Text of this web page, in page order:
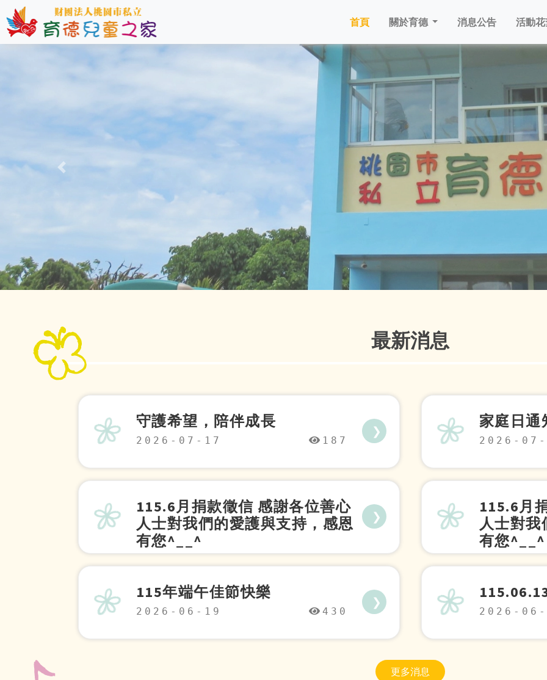
首頁 關於育德 消息公告 活動
Previous
最新消息
守護希望，陪伴成長
2026-07-17 187
❯
家庭日通
2026-07-
115.6月捐款徵信 感謝各位善心
人士對我們的愛護與支持，感恩
有您^__^
❯
115.6月
人士對我
有您^__^
115年端午佳節快樂
2026-06-19 430
❯
2026-06-
更多消息